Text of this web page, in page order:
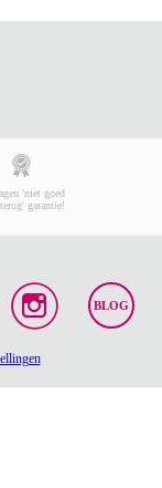
'niet goed
garantie!
BLOG